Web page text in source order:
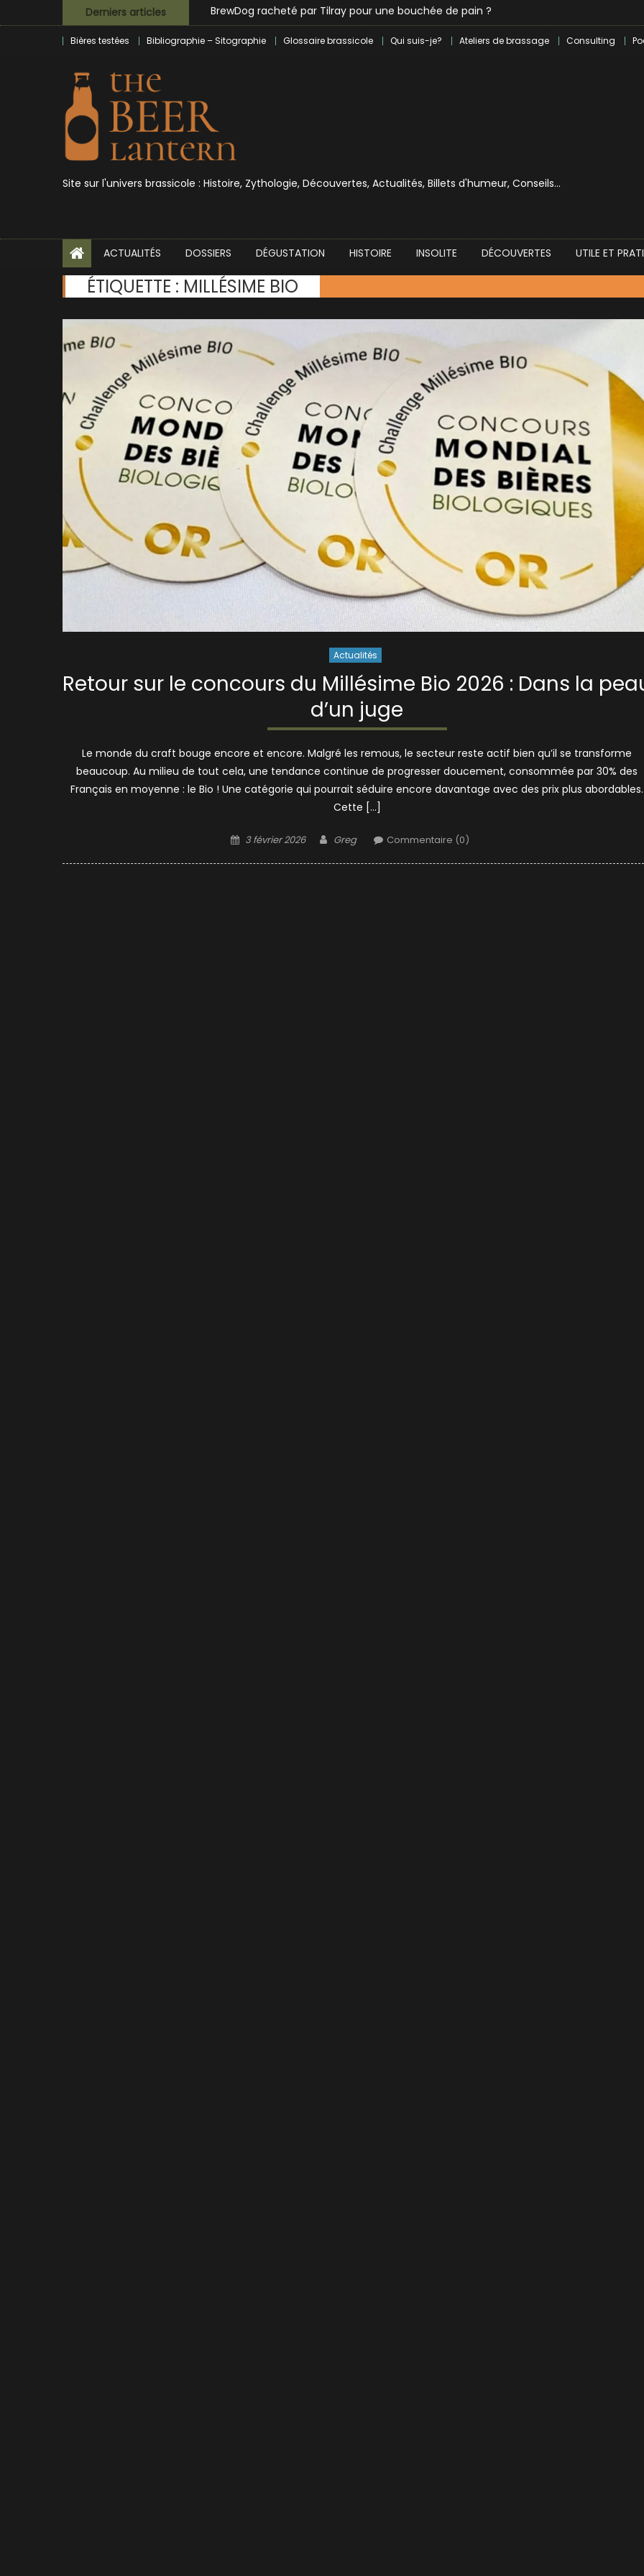
to
Derniers articles
Bières et célébrités
Bières testées Bibliographie – Sitographie Glossaire brassicole Qui suis-je? Ateliers de brassage Consulting
Site sur l'univers brassicole : Histoire, Zythologie, Découvertes, Actualités, Billets d'humeur, Conseils…
ACTUALITÉS DOSSIERS DÉGUSTATION HISTOIRE INSOLITE DÉCOUVERTES UTILE ET
ÉTIQUETTE : MILLÉSIME BIO
Actualités
Retour sur le concours du Millésime Bio 2026 : Dans la
d’un juge
Le monde du craft bouge encore et encore. Malgré les remous, le secteur reste actif bien qu’il se transforme
beaucoup. Au milieu de tout cela, une tendance continue de progresser doucement, consommée par 30% des
Français en moyenne : le Bio ! Une catégorie qui pourrait séduire encore davantage avec des prix plus abordables.
Cette […]
Posted
3 février 2026 Author
Greg Commentaire (0)